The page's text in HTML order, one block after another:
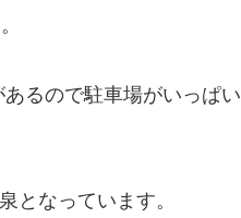
るので駐車場がいっぱ
となっています。